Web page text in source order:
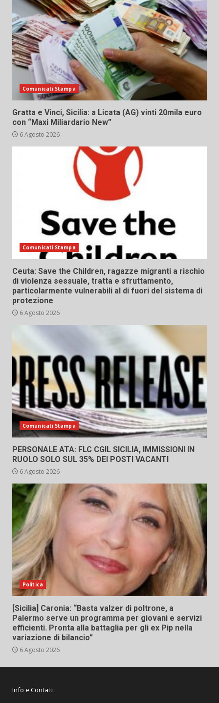
Comunicati Stampa
Gratta e Vinci, Sicilia: a Licata (AG) vinti 20mila euro
con “Maxi Miliardario New”
6 Agosto 2026
Comunicati Stampa
Ceuta: Save the Children, ragazze migranti a rischio
di violenza sessuale, tratta e sfruttamento,
particolarmente vulnerabili al di fuori del sistema di
protezione
6 Agosto 2026
Comunicati Stampa
PERSONALE ATA: FLC CGIL SICILIA, IMMISSIONI IN
RUOLO SOLO SUL 35% DEI POSTI VACANTI
6 Agosto 2026
Politica
[Sicilia] Caronia: “Basta valzer di poltrone, a
Palermo serve un programma per giovani e servizi
efficienti. Pronta alla battaglia per gli ex Pip nella
variazione di bilancio”
6 Agosto 2026
Info e Contatti